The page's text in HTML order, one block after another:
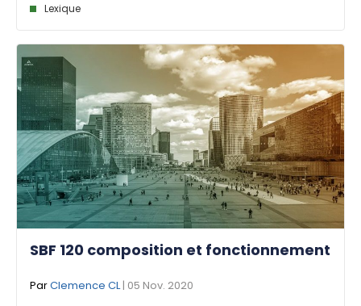
Lexique
SBF 120 composition et fonctionnement
ParClemence CL| 05 Nov. 2020